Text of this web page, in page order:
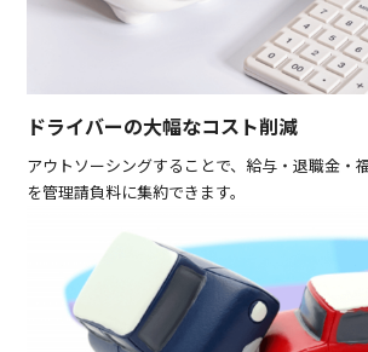
ドライバーの大幅なコスト削減
アウトソーシングすることで、給与・退職金・
を管理請負料に集約できます。